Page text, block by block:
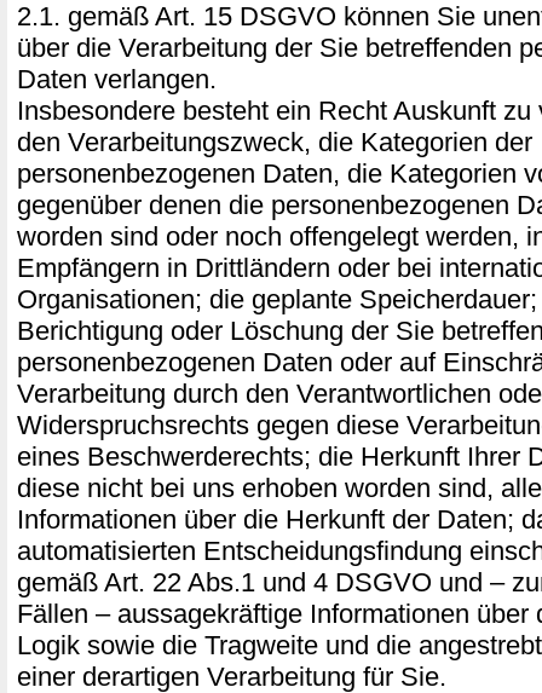
2.1. gemäß Art. 15 DSGVO können Sie
über die Verarbeitung der Sie betreffenden
Daten verlangen.
Insbesondere besteht ein Recht Auskunft zu
den Verarbeitungszweck, die Kategorien der
personenbezogenen Daten, die Kategorien
gegenüber denen die personenbezogenen
worden sind oder noch offengelegt werden,
Empfängern in Drittländern oder bei
Organisationen; die geplante
Berichtigung oder Löschung der Sie
personenbezogenen Daten oder auf
Verarbeitung durch den Verantwortlichen
Widerspruchsrechts gegen diese
eines Beschwerderechts; die Herkunft Ihrer
diese nicht bei uns erhoben worden sind,
Informationen über die Herkunft der Daten;
automatisierten Entscheidungsfindung
gemäß Art. 22 Abs.1 und 4 DSGVO und –
Fällen – aussagekräftige Informationen über
Logik sowie die Tragweite und die
einer derartigen Verarbeitung für Sie.